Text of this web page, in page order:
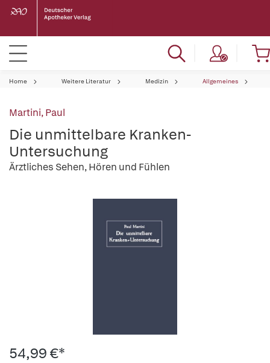
Home Weitere Literatur Medizin Allgemeines
Martini, Paul
Die unmittelbare Kranken-
Untersuchung
Ärztliches Sehen, Hören und Fühlen
54,99 €*